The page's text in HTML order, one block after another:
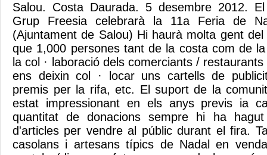
Salou. Costa Daurada. 5 desembre 2012.
Grup Freesia celebrarà la 11a Feria de
(Ajuntament de Salou) Hi haurà molta gent
que 1,000 persones tant de la costa com de
la col · laboració dels comerciants /
ens deixin col · locar uns cartells de
premis per la rifa, etc. El suport de la
estat impressionant en els anys previs ia
quantitat de donacions sempre hi ha
d'articles per vendre al públic durant el fira.
casolans i artesans típics de Nadal en